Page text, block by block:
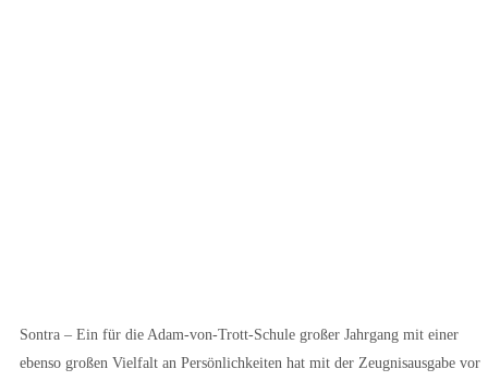
Sontra – Ein für die Adam-von-Trott-Schule großer Jahrgang mit einer
ebenso großen Vielfalt an Persönlichkeiten hat mit der Zeugnisausgabe vor